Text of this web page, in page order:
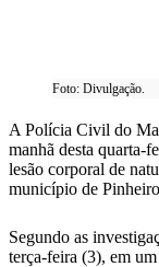
Foto: Divulgação.
A Polícia Civil do
manhã desta quarta-
lesão corporal de
município de
Segundo as
terça-feira (3), em